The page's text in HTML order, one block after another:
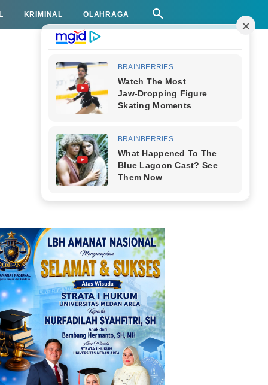
KRIMINAL OLAHRAGA